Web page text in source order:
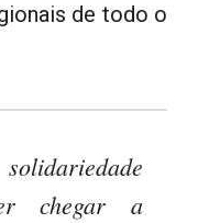
de todo o
chegar a